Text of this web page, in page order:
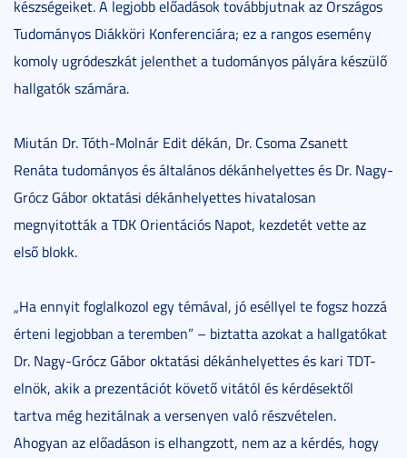
készségeiket. A legjobb előadások továbbjutnak az Országos
Tudományos Diákköri Konferenciára; ez a rangos esemény
komoly ugródeszkát jelenthet a tudományos pályára készülő
hallgatók számára.
Miután Dr. Tóth-Molnár Edit dékán, Dr. Csoma Zsanett
Renáta tudományos és általános dékánhelyettes és Dr. Nagy-
Grócz Gábor oktatási dékánhelyettes hivatalosan
megnyitották a TDK Orientációs Napot, kezdetét vette az
első blokk.
„Ha ennyit foglalkozol egy témával, jó eséllyel te fogsz hozzá
érteni legjobban a teremben” – biztatta azokat a hallgatókat
Dr. Nagy-Grócz Gábor oktatási dékánhelyettes és kari TDT-
elnök, akik a prezentációt követő vitától és kérdésektől
tartva még hezitálnak a versenyen való részvételen.
Ahogyan az előadáson is elhangzott, nem az a kérdés, hogy